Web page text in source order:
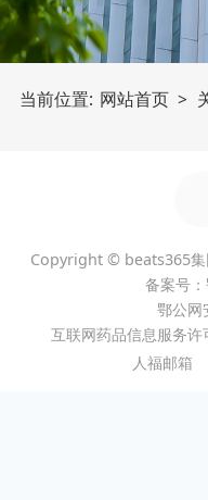
当前位置: 网站首页 >
GROUP SUBSIDIARY
宜昌人福药业
湖北葛店人福
Copyright © beats365集
备案号
鄂公网
互联网药品信息服务许
人福邮箱